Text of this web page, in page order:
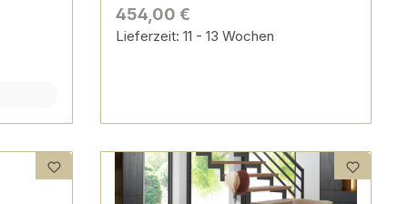
454,00 €
Lieferzeit: 11 - 13 Wochen